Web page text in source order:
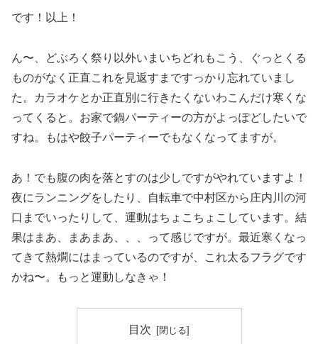
です！以上！
ん〜、どぶろく祭り以外いまいちどれもこう、ぐっとくる
ものがなく正直これを見返すまですっかり忘れていまし
た。カラオケとか正直別に行きたくないわこんだけ寒くな
ってくると。お家で鍋パーティーの方がよっぽどしたいで
すね。もはや餃子パーティーでもなくなってますが。
あ！でも腹の肉を落とすのは少しですがやれていますよ！
夜にランニングをしたり、自転車で中村区から庄内川の河
口までいったりして、運動はちょこちょこしています。結
果はまあ、まあまあ、、、って感じですが。最近寒くなっ
てきて熱燗にはまっているのですが、これ太るフラグです
かね〜。もっと運動しなきゃ！
目次